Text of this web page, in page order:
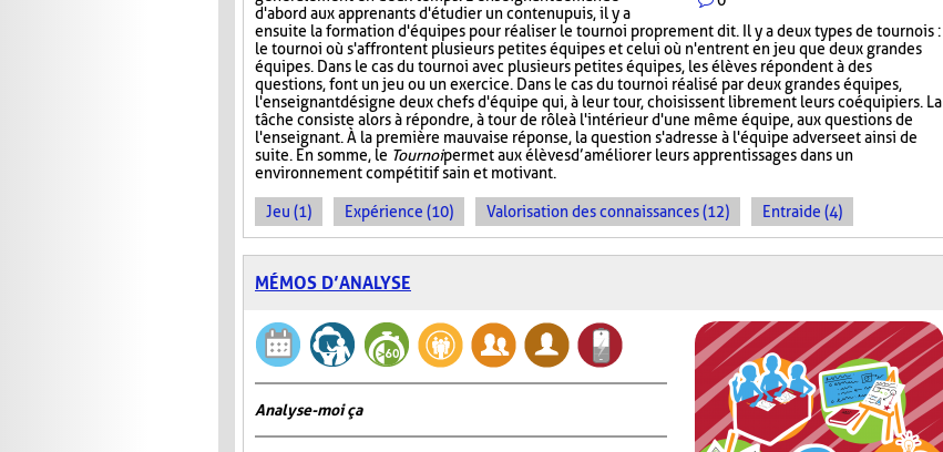
d'abord aux apprenants d'étudier un contenu puis, il y a
ensuite la formation d'équipes pour réaliser le tournoi proprement dit. Il y a deux types de tournois :
le tournoi où s'affrontent plusieurs petites équipes et celui où n'entrent en jeu que deux grandes
équipes. Dans le cas du tournoi avec plusieurs petites équipes, les élèves répondent à des
questions, font un jeu ou un exercice. Dans le cas du tournoi réalisé par deux grandes équipes,
l'enseignant désigne deux chefs d'équipe qui, à leur tour, choisissent librement leurs coéquipiers. La
tâche consiste alors à répondre, à tour de rôle à l'intérieur d'une même équipe, aux questions de
l'enseignant. À la première mauvaise réponse, la question s'adresse à l'équipe adverse et ainsi de
suite. En somme, le Tournoipermet aux élèves d’améliorer leurs apprentissages dans un
environnement compétitif sain et motivant.
Jeu (1) Expérience (10) Valorisation des connaissances (12) Entraide (4)
MÉMOS D’ANALYSE
Analyse-moi ça